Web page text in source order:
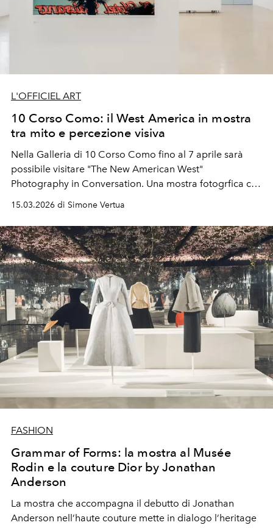
L'OFFICIEL ART
10 Corso Como: il West America in mostra
tra mito e percezione visiva
Nella Galleria di 10 Corso Como fino al 7 aprile sarà
possibile visitare "The New American West"
Photography in Conversation. Una mostra fotogrfica che
architettura di sguardi tra memoria d’archivio e visioni
contemporanee.
15.03.2026 di Simone Vertua
FASHION
Grammar of Forms: la mostra al Musée
Rodin e la couture Dior by Jonathan
Anderson
La mostra che accompagna il debutto di Jonathan
Anderson nell’haute couture mette in dialogo l’heritage